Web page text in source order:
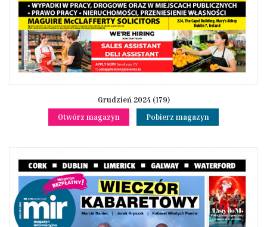
Grudzień 2024 (179)
Otwórz magazyn
Pobierz magazyn